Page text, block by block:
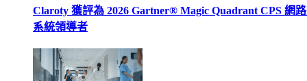
Claroty 獲評為 2026 Gartner® Magic Quadrant CPS 網
系統領導者